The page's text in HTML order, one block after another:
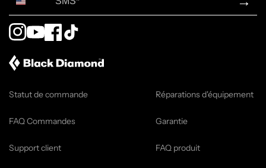
Instagram
YouTubeFacebook
TikTok
Statut de commande
FAQ Commandes
Support client
Réparations d'équipement
Garantie
FAQ produit